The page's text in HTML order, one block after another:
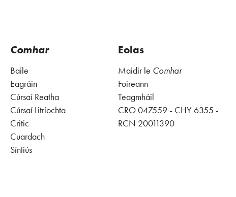
Comhar
Baile
Eagráin
Cúrsaí Reatha
Cúrsaí Litríochta
Critic
Cuardach
Síntiús
Eolas
Maidir le Comhar
Foireann
Teagmháil
CRO 047559 - CHY 6355 -
RCN 20011390